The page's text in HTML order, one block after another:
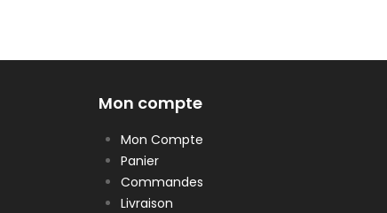
Mon compte
Mon Compte
Panier
Commandes
Livraison